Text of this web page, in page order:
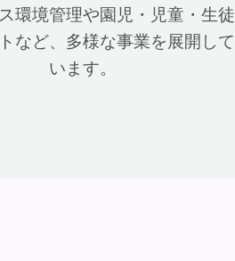
環境管理や園児・児童・生徒
など、多様な事業を展開して
います。